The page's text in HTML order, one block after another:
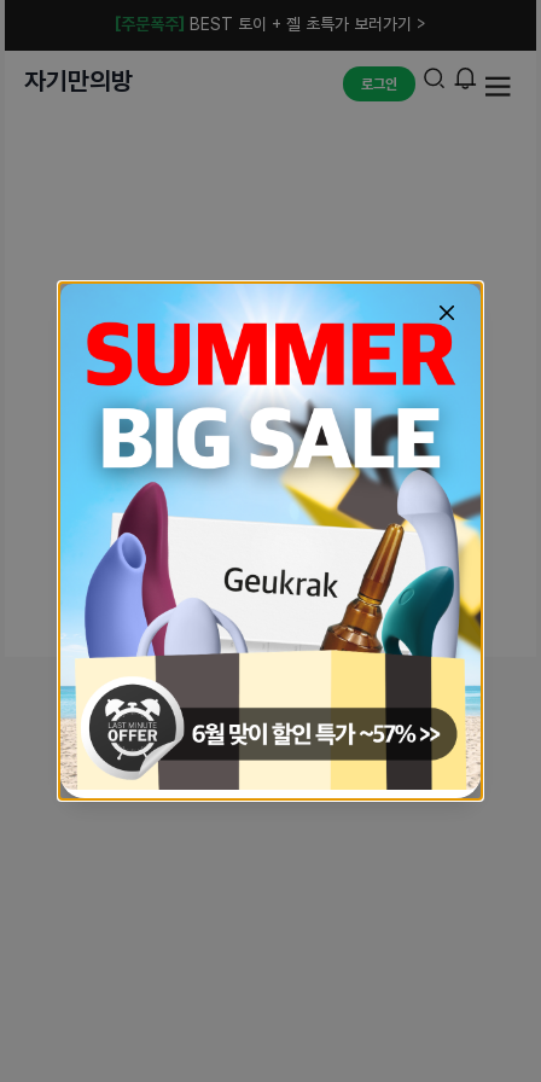
[주문폭주] BEST 토이 + 젤 초특가 보러가기 >
자기만의방 로그인
예상치 못한 에러입니다.